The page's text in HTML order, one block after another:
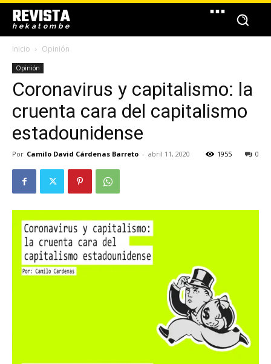
REVISTA
hekatombe
Inicio Opinión
Opinión
Coronavirus y capitalismo: la
cruenta cara del capitalismo
estadounidense
Por Camilo David Cárdenas Barreto - abril 11, 2020 0
1955